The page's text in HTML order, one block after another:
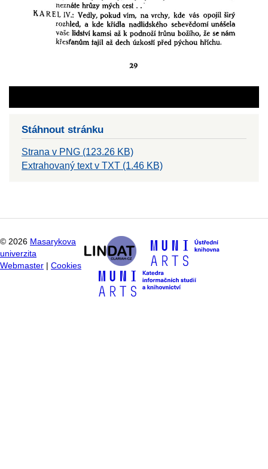
Stáhnout stránku
Strana v PNG (123.26 KB)
Extrahovaný text v TXT (1.46 KB)
© 2026 Masarykova
univerzita
Webmaster
Cookies